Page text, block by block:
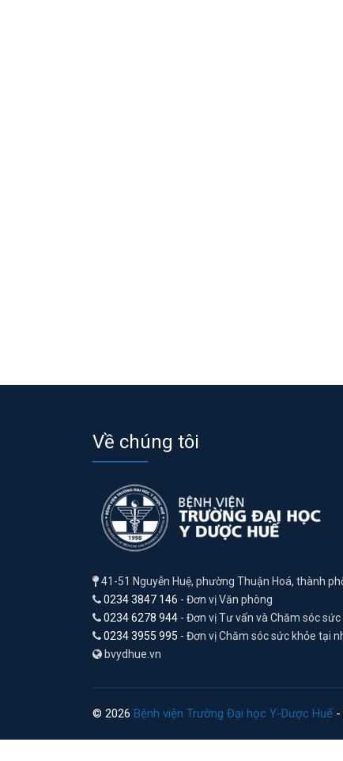
Về chúng tôi
41-51 Nguyễn Huệ, phường Thuận Hoá, thành
0234 3847 146 - Đơn vị Văn phòng
0234 6278 944 - Đơn vị Tư vấn và Chăm sóc
0234 3955 995 - Đơn vị Chăm sóc sức khỏe tại
bvydhue.vn
© 2026 Bệnh viện Trường Đại học Y-Dược Huế -